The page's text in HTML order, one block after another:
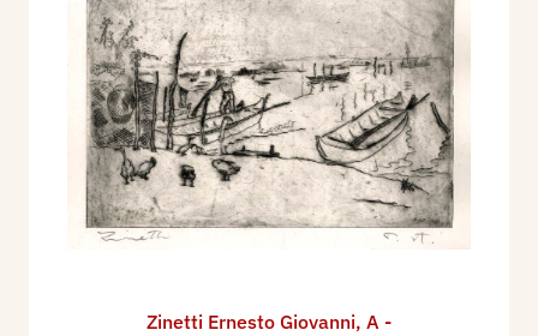
Zinetti Ernesto Giovanni, A -